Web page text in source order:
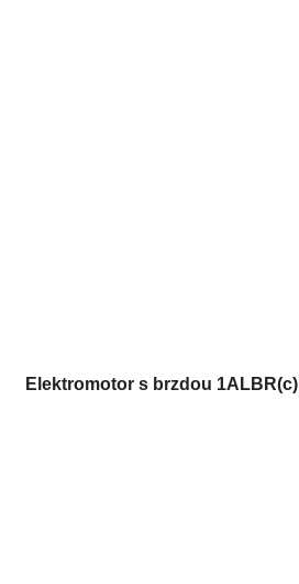
Elektromotor s brzdou 1ALBR(c)